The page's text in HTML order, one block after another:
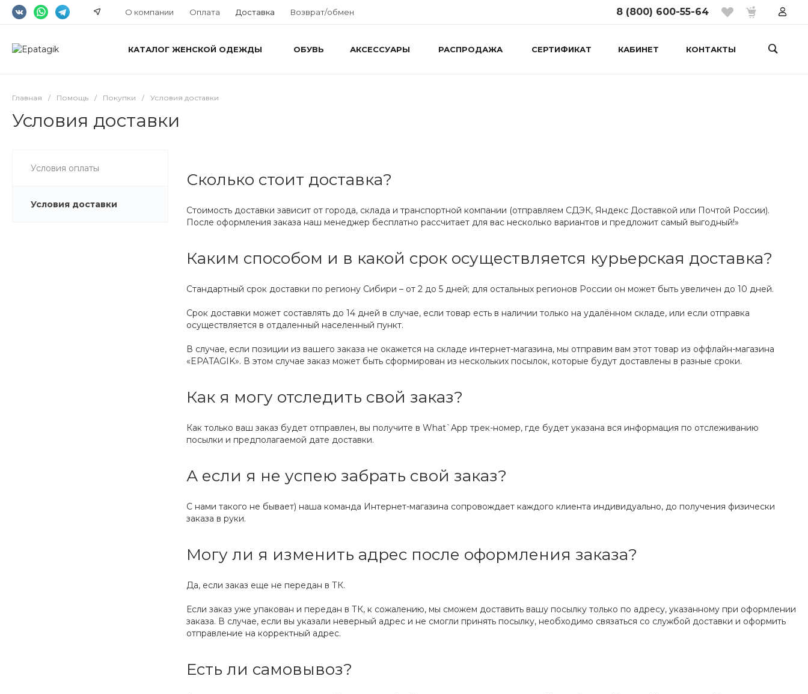
О компании Оплата Доставка Возврат/обмен 8 (800) 600-55-64
КАТАЛОГ ЖЕНСКОЙ ОДЕЖДЫ ОБУВЬ АКСЕССУАРЫ РАСПРОДАЖА СЕРТИФИКАТ КАБИНЕТ КОНТАКТЫ
Главная / Помощь / Покупки / Условия доставки
Условия доставки
Условия оплаты
Условия доставки
Сколько стоит доставка?
Стоимость доставки зависит от города, склада и транспортной компании (отправляем СДЭК, Яндекс Доставкой или Почтой России).
После оформления заказа наш менеджер бесплатно рассчитает для вас несколько вариантов и предложит самый выгодный!»
Каким способом и в какой срок осуществляется курьерская доставка?
Стандартный срок доставки по региону Сибири – от 2 до 5 дней; для остальных регионов России он может быть увеличен до 10 дней.
Срок доставки может составлять до 14 дней в случае, если товар есть в наличии только на удалённом складе, или если отправка
осуществляется в отдаленный населенный пункт.
В случае, если позиции из вашего заказа не окажется на складе интернет-магазина, мы отправим вам этот товар из оффлайн-магазина
«EPATAGIK». В этом случае заказ может быть сформирован из нескольких посылок, которые будут доставлены в разные сроки.
Как я могу отследить свой заказ?
Как только ваш заказ будет отправлен, вы получите в What`App трек-номер, где будет указана вся информация по отслеживанию
посылки и предполагаемой дате доставки.
А если я не успею забрать свой заказ?
С нами такого не бывает) наша команда Интернет-магазина сопровождает каждого клиента индивидуально, до получения физически
заказа в руки.
Могу ли я изменить адрес после оформления заказа?
Да, если заказ еще не передан в ТК.
Если заказ уже упакован и передан в ТК, к сожалению, мы сможем доставить вашу посылку только по адресу, указанному при оформлении
заказа. В случае, если вы указали неверный адрес и не смогли принять посылку, необходимо связаться со службой доставки и оформить
отправление на корректный адрес.
Есть ли самовывоз?